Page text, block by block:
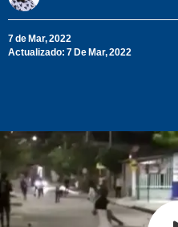
7 de Mar, 2022
Actualizado: 7 De Mar, 2022